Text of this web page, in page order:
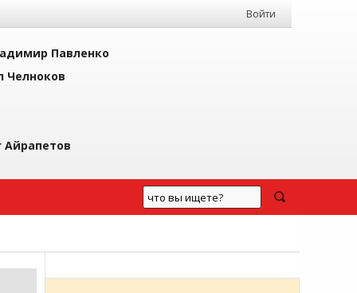
Войти
Павленко
Челноков
Айрапетов